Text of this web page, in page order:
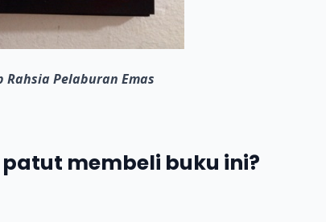
Rahsia Pelaburan Emas
membeli buku ini?